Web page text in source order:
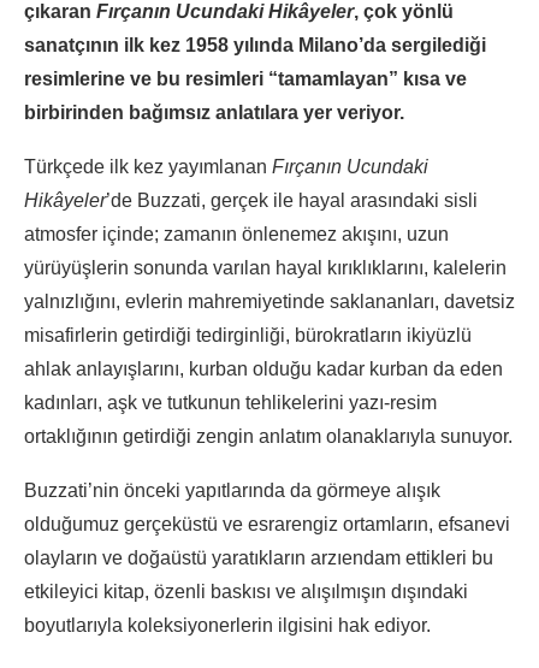
çıkaran Fırçanın Ucundaki Hikâyeler, çok yönlü
sanatçının ilk kez 1958 yılında Milano’da sergilediği
resimlerine ve bu resimleri “tamamlayan” kısa ve
birbirinden bağımsız anlatılara yer veriyor.
Türkçede ilk kez yayımlanan Fırçanın Ucundaki
Hikâyeler’de Buzzati, gerçek ile hayal arasındaki sisli
atmosfer içinde; zamanın önlenemez akışını, uzun
yürüyüşlerin sonunda varılan hayal kırıklıklarını, kalelerin
yalnızlığını, evlerin mahremiyetinde saklananları, davetsiz
misafirlerin getirdiği tedirginliği, bürokratların ikiyüzlü
ahlak anlayışlarını, kurban olduğu kadar kurban da eden
kadınları, aşk ve tutkunun tehlikelerini yazı-resim
ortaklığının getirdiği zengin anlatım olanaklarıyla sunuyor.
Buzzati’nin önceki yapıtlarında da görmeye alışık
olduğumuz gerçeküstü ve esrarengiz ortamların, efsanevi
olayların ve doğaüstü yaratıkların arzıendam ettikleri bu
etkileyici kitap, özenli baskısı ve alışılmışın dışındaki
boyutlarıyla koleksiyonerlerin ilgisini hak ediyor.